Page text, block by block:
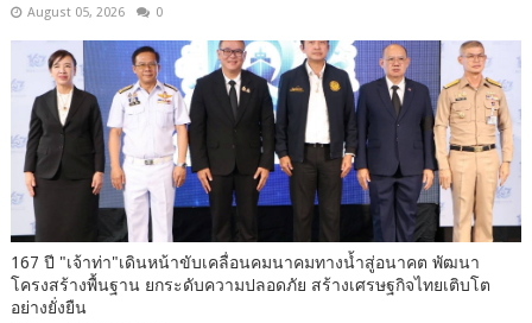
August 05, 2026 0
167 ปี "เจ้าท่า"เดินหน้าขับเคลื่อนคมนาคมทางน้ำสู่อนาคต พัฒนา
โครงสร้างพื้นฐาน ยกระดับความปลอดภัย สร้างเศรษฐกิจไทยเติบโต
อย่างยั่งยืน